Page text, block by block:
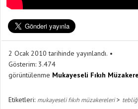
2 Ocak 2010 tarihinde yayınlandı.
Gösterim: 3.474
görüntülenme Mukayeseli Fıkıh
Etiketleri: mukayeseli fıkıh müzakereleri>